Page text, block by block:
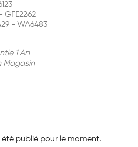
GFE2262
- WA6483
1 An
Magasin
été publié pour le moment.